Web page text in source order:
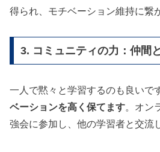
得られ、モチベーション維持に繋
3. コミュニティの力：仲間
一人で黙々と学習するのも良いで
ベーションを高く保てます。オン
強会に参加し、他の学習者と交流